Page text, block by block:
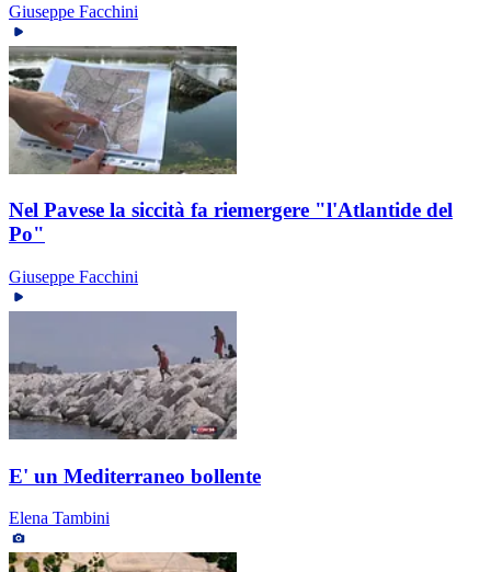
Giuseppe Facchini
Nel Pavese la siccità fa riemergere "l'Atlantide del
Po"
Giuseppe Facchini
E' un Mediterraneo bollente
Elena Tambini